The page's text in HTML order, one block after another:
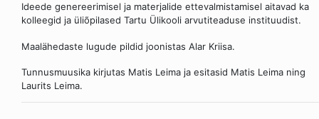
Ideede genereerimisel ja materjalide ettevalmistamisel aitavad ka
kolleegid ja üliõpilased Tartu Ülikooli arvutiteaduse instituudist.
Maalähedaste lugude pildid joonistas Alar Kriisa.
Tunnusmuusika kirjutas Matis Leima ja esitasid Matis Leima ning
Laurits Leima.